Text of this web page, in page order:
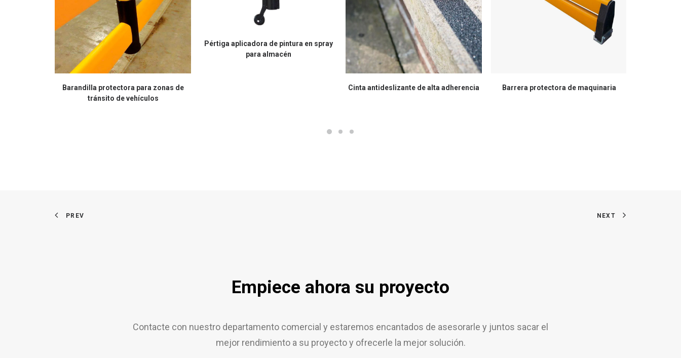
Barandilla protectora para zonas de
tránsito de vehículos
Pértiga aplicadora de pintura en spray
para almacén
Cinta antideslizante de alta adherencia Barrera protectora de maquinaria
PREV NEXT
Empiece ahora su proyecto
Contacte con nuestro departamento comercial y estaremos encantados de asesorarle y juntos sacar el
mejor rendimiento a su proyecto y ofrecerle la mejor solución.